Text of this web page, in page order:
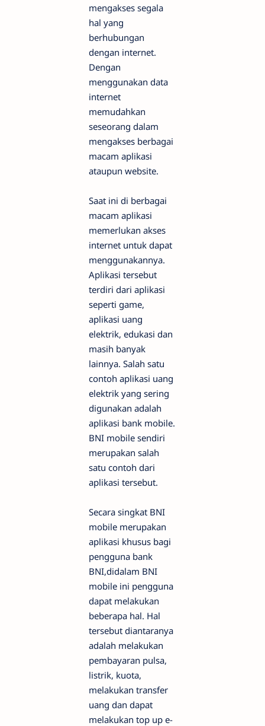
mengakses segala
hal yang
berhubungan
dengan internet.
Dengan
menggunakan data
internet
memudahkan
seseorang dalam
mengakses berbagai
macam aplikasi
ataupun website.
Saat ini di berbagai
macam aplikasi
memerlukan akses
internet untuk dapat
menggunakannya.
Aplikasi tersebut
terdiri dari aplikasi
seperti game,
aplikasi uang
elektrik, edukasi dan
masih banyak
lainnya. Salah satu
contoh aplikasi uang
elektrik yang sering
digunakan adalah
aplikasi bank mobile.
BNI mobile sendiri
merupakan salah
satu contoh dari
aplikasi tersebut.
Secara singkat BNI
mobile merupakan
aplikasi khusus bagi
pengguna bank
BNI,didalam BNI
mobile ini pengguna
dapat melakukan
beberapa hal. Hal
tersebut diantaranya
adalah melakukan
pembayaran pulsa,
listrik, kuota,
melakukan transfer
uang dan dapat
melakukan top up e-